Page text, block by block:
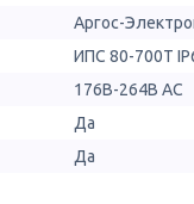
Аргос-
ИПС 80-700Т
176B-264B AC
Да
Да